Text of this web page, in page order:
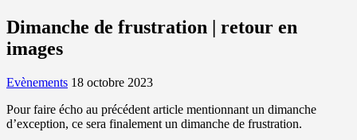
Dimanche de frustration | retour en
images
Evènements 18 octobre 2023
Pour faire écho au précédent article mentionnant un dimanche
d’exception, ce sera finalement un dimanche de frustration.